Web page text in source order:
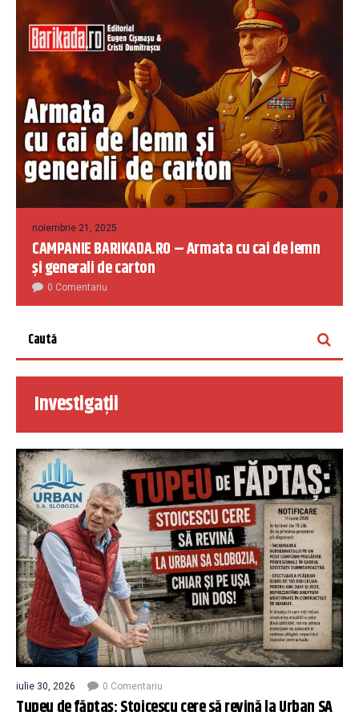
noiembrie 21, 2025
CAMPANIE BARIKADA.RO – Armata cu cai de lemn
și generali de carton
0 Comentariu
Investigații
iulie 30, 2026 0 Comentariu